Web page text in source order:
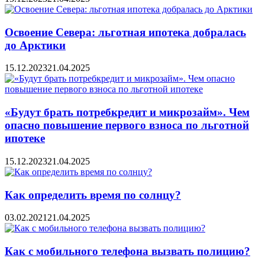
Освоение Севера: льготная ипотека добралась
до Арктики
15.12.202321.04.2025
«Будут брать потребкредит и микрозайм». Чем
опасно повышение первого взноса по льготной
ипотеке
15.12.202321.04.2025
Как определить время по солнцу?
03.02.2021 21.04.2025
Как с мобильного телефона вызвать полицию?